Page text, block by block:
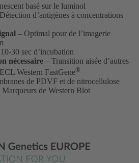
basé sur le luminol
d’antigènes à concentrations
– Optimal pour de l’imagerie
30 sec d’incubation
nécessaire – Transition aisée d’autres
Western FastGene®
de PDVF et de nitrocellulose
de Western Blot